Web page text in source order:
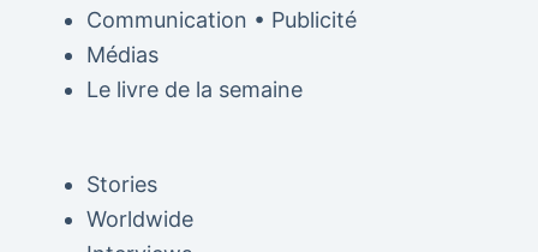
Communication • Publicité
Médias
Le livre de la semaine
Stories
Worldwide